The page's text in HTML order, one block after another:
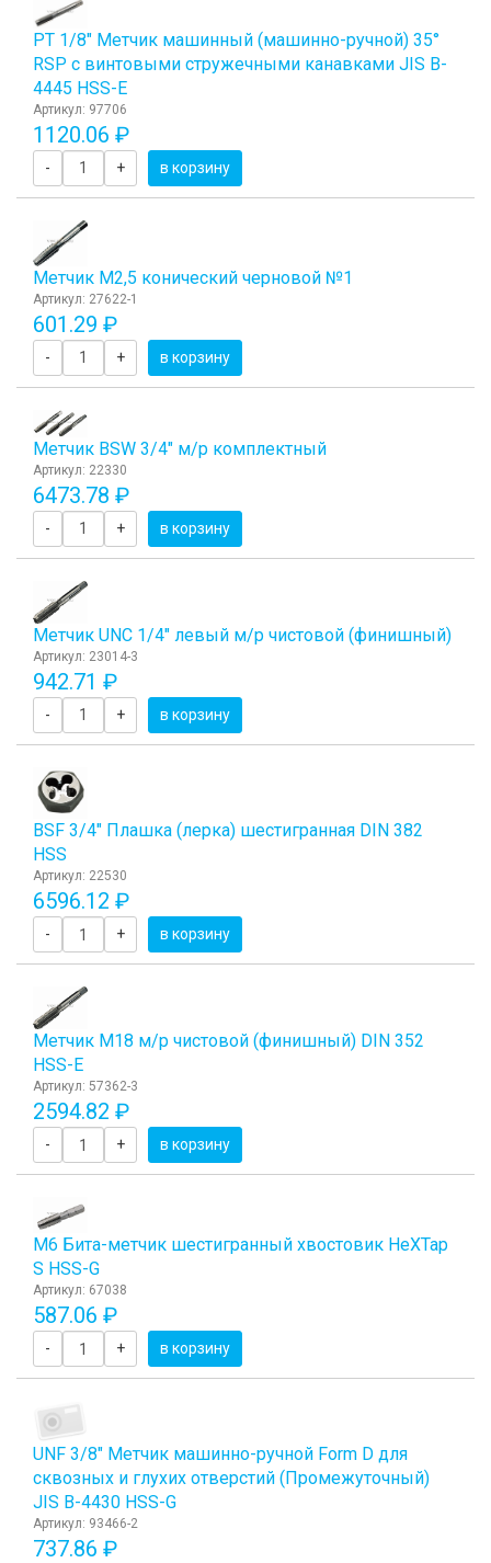
PT 1/8" Метчик машинный (машинно-ручной) 35°
RSP с винтовыми стружечными канавками JIS B-
4445 HSS-E
Артикул: 97706
1120.06 ₽
- + в корзину
Метчик M2,5 конический черновой №1
Артикул: 27622-1
601.29 ₽
- + в корзину
Метчик BSW 3/4" м/р комплектный
Артикул: 22330
6473.78 ₽
- + в корзину
Метчик UNC 1/4" левый м/р чистовой (финишный)
Артикул: 23014-3
942.71 ₽
- + в корзину
BSF 3/4" Плашка (лерка) шестигранная DIN 382
HSS
Артикул: 22530
6596.12 ₽
- + в корзину
Метчик М18 м/р чистовой (финишный) DIN 352
HSS-E
Артикул: 57362-3
2594.82 ₽
- + в корзину
М6 Бита-метчик шестигранный хвостовик HeХTap
S HSS-G
Артикул: 67038
587.06 ₽
- + в корзину
UNF 3/8" Метчик машинно-ручной Form D для
сквозных и глухих отверстий (Промежуточный)
JIS B-4430 HSS-G
Артикул: 93466-2
737.86 ₽